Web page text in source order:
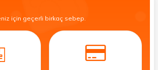
için geçerli birkaç sebep.